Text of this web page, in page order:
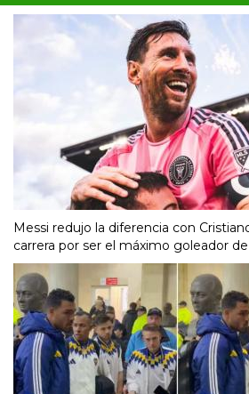
Messi redujo la diferencia con
carrera por ser el máximo goleador